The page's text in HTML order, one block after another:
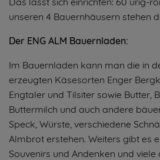
unseren 4 Bauernhäusern stehen
Der ENG ALM Bauernladen:
Im Bauernladen kann man die in
erzeugten Käsesorten Enger
Engtaler und Tilsiter sowie Butter,
Buttermilch und auch andere
Speck, Würste, verschiedene
Almbrot erstehen. Weiters gibt es
Souvenirs und Andenken und